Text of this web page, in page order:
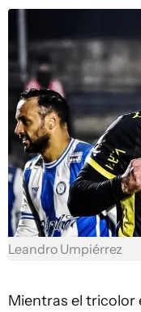
Leandro Umpiérrez
Mientras el tricolor